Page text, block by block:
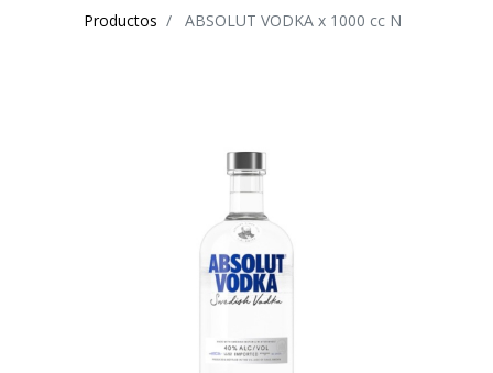
Productos ABSOLUT VODKA x 1000 cc N